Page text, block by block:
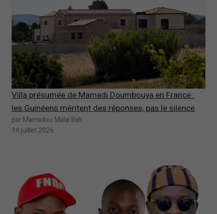
Villa présumée de Mamadi Doumbouya en France :
les Guinéens méritent des réponses, pas le silence
par Mamadou Malal Bah
14 juillet 2026